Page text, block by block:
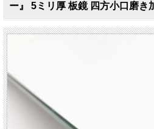
ー』 5ミリ厚 板鏡 四方小口磨き